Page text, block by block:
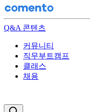
Q&A 콘텐츠
커뮤니티
직무부트캠프
클래스
채용